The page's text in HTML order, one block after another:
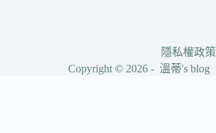
隱私權政策
Copyright © 2026 - 溫蒂's blog